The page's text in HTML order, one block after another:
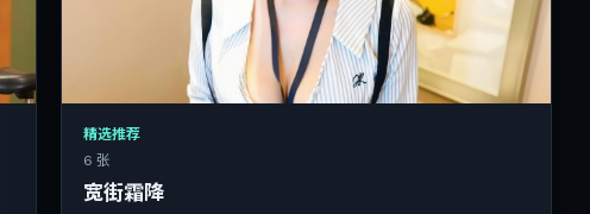
精选推荐
6 张
宽街霜降